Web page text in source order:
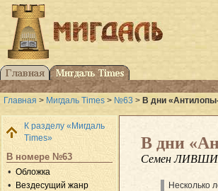
Главная > Мигдаль Times > №63 > В дни
К разделу «Мигдаль
Times»
В номере №63
Обложка
Вездесущий жанр
В дни
Семен
Несколько